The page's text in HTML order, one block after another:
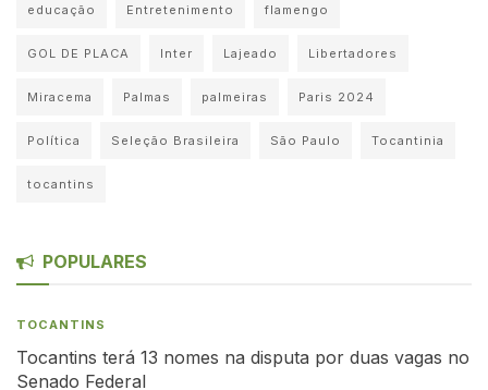
educação Entretenimento flamengo
GOL DE PLACA Inter Lajeado Libertadores
Miracema Palmas palmeiras Paris 2024
Política Seleção Brasileira São Paulo Tocantinia
tocantins
POPULARES
TOCANTINS
Tocantins terá 13 nomes na disputa por duas vagas no
Senado Federal